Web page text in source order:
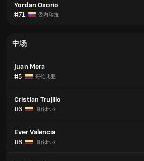
Yordan Osorio
#71
委内瑞拉
中场
Juan Mera
#5
哥伦比亚
Cristian Trujillo
#6
哥伦比亚
Ever Valencia
#8
哥伦比亚